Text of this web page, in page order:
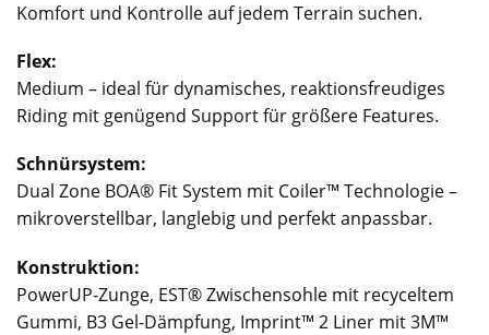
Komfort und Kontrolle auf jedem Terrain suchen.
Flex:
Medium – ideal für dynamisches, reaktionsfreudiges
Riding mit genügend Support für größere Features.
Schnürsystem:
Dual Zone BOA® Fit System mit Coiler™ Technologie –
mikroverstellbar, langlebig und perfekt anpassbar.
Konstruktion:
PowerUP-Zunge, EST® Zwischensohle mit recyceltem
Gummi, B3 Gel-Dämpfung, Imprint™ 2 Liner mit 3M™